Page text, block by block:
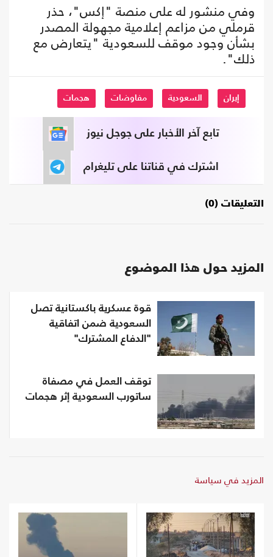
وفي منشور له على منصة "إكس"، حذر
قرملي من مزاعم إعلامية مجهولة المصدر
بشأن وجود موقف للسعودية "يتعارض مع
ذلك".
إيران السعودية مفاوضات هجمات
تابع آخر الأخبار على جوجل نيوز
اشترك في قناتنا على تليغرام
التعليقات (0)
المزيد حول هذا الموضوع
قوة عسكرية باكستانية تصل
السعودية ضمن اتفاقية
"الدفاع المشترك"
توقف العمل في مصفاة
ساتورب السعودية إثر هجمات
المزيد في سياسة